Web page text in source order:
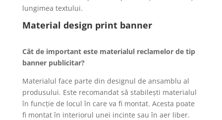
lungimea textului.
Material design print banner
Cât de important este materialul reclamelor de tip
banner publicitar?
Materialul face parte din designul de ansamblu al
produsului. Este recomandat să stabilești materialul
în funcție de locul în care va fi montat. Acesta poate
fi montat în interiorul unei incinte sau în aer liber.